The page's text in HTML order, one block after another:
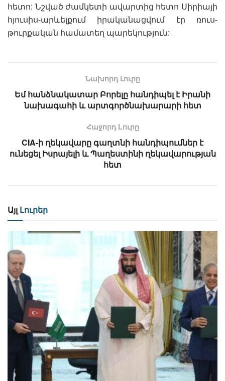
հետո: Նշված ժամկետի ավարտից հետո Սիրիայի
հյուսիս-արևելքում իրականացվում էր ռուս-
թուրքական համատեղ պարեկություն:
Նախորդ Լուրը
Եմ հանձնակատար Բորելը հանդիպել է Իրանի
նախագահի և արտգործնախարարի հետ
Հաջորդ Lուրը
CIA-ի ղեկավարը գաղտնի հանդիպումներ է
ունեցել Իսրայելի և Պաղեստինի ղեկավարության
հետ
Այլ Լուրեր